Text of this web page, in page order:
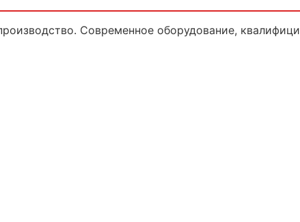
Современное оборудование,